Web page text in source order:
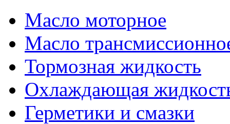
Масло моторное
Масло
Тормозная жидкость
Охлаждающая
Герметики и смазки